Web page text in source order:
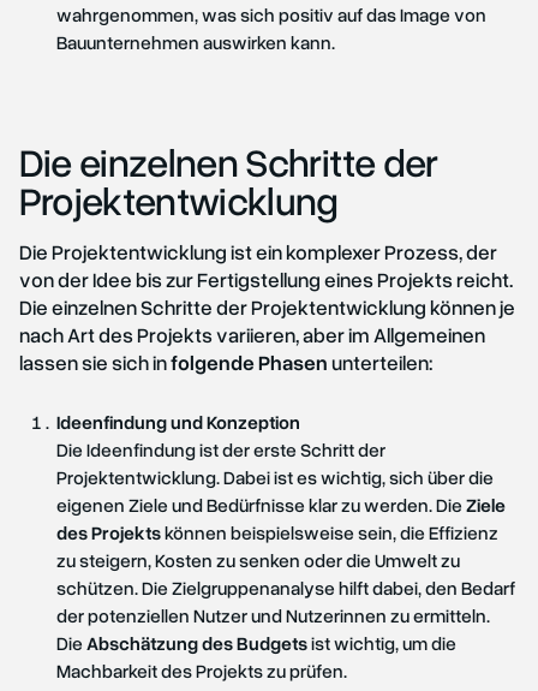
wahrgenommen, was sich positiv auf das Image von
Bauunternehmen auswirken kann.
Die einzelnen Schritte der
Projektentwicklung
Die Projektentwicklung ist ein komplexer Prozess, der
von der Idee bis zur Fertigstellung eines Projekts reicht.
Die einzelnen Schritte der Projektentwicklung können je
nach Art des Projekts variieren, aber im Allgemeinen
lassen sie sich infolgende Phasenunterteilen:
Ideenfindung und Konzeption
Die Ideenfindung ist der erste Schritt der
Projektentwicklung. Dabei ist es wichtig, sich über die
eigenen Ziele und Bedürfnisse klar zu werden. DieZiele
des Projektskönnen beispielsweise sein, die Effizienz
zu steigern, Kosten zu senken oder die Umwelt zu
schützen. Die Zielgruppenanalyse hilft dabei, den Bedarf
der potenziellen Nutzer und Nutzerinnen zu ermitteln.
Die Abschätzung des Budgetsist wichtig, um die
Machbarkeit des Projekts zu prüfen.